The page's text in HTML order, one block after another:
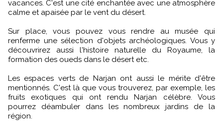
vacances. C'est une cité enchantée avec une atmosphère
calme et apaisée par le vent du désert.
Sur place, vous pouvez vous rendre au musée qui
renferme une sélection d'objets archéologiques. Vous y
découvrirez aussi l'histoire naturelle du Royaume, la
formation des oueds dans le désert etc.
Les espaces verts de Narjan ont aussi le mérite d'être
mentionnés. C'est là que vous trouverez, par exemple, les
fruits exotiques qui ont rendu Narjan célèbre. Vous
pourrez déambuler dans les nombreux jardins de la
région.